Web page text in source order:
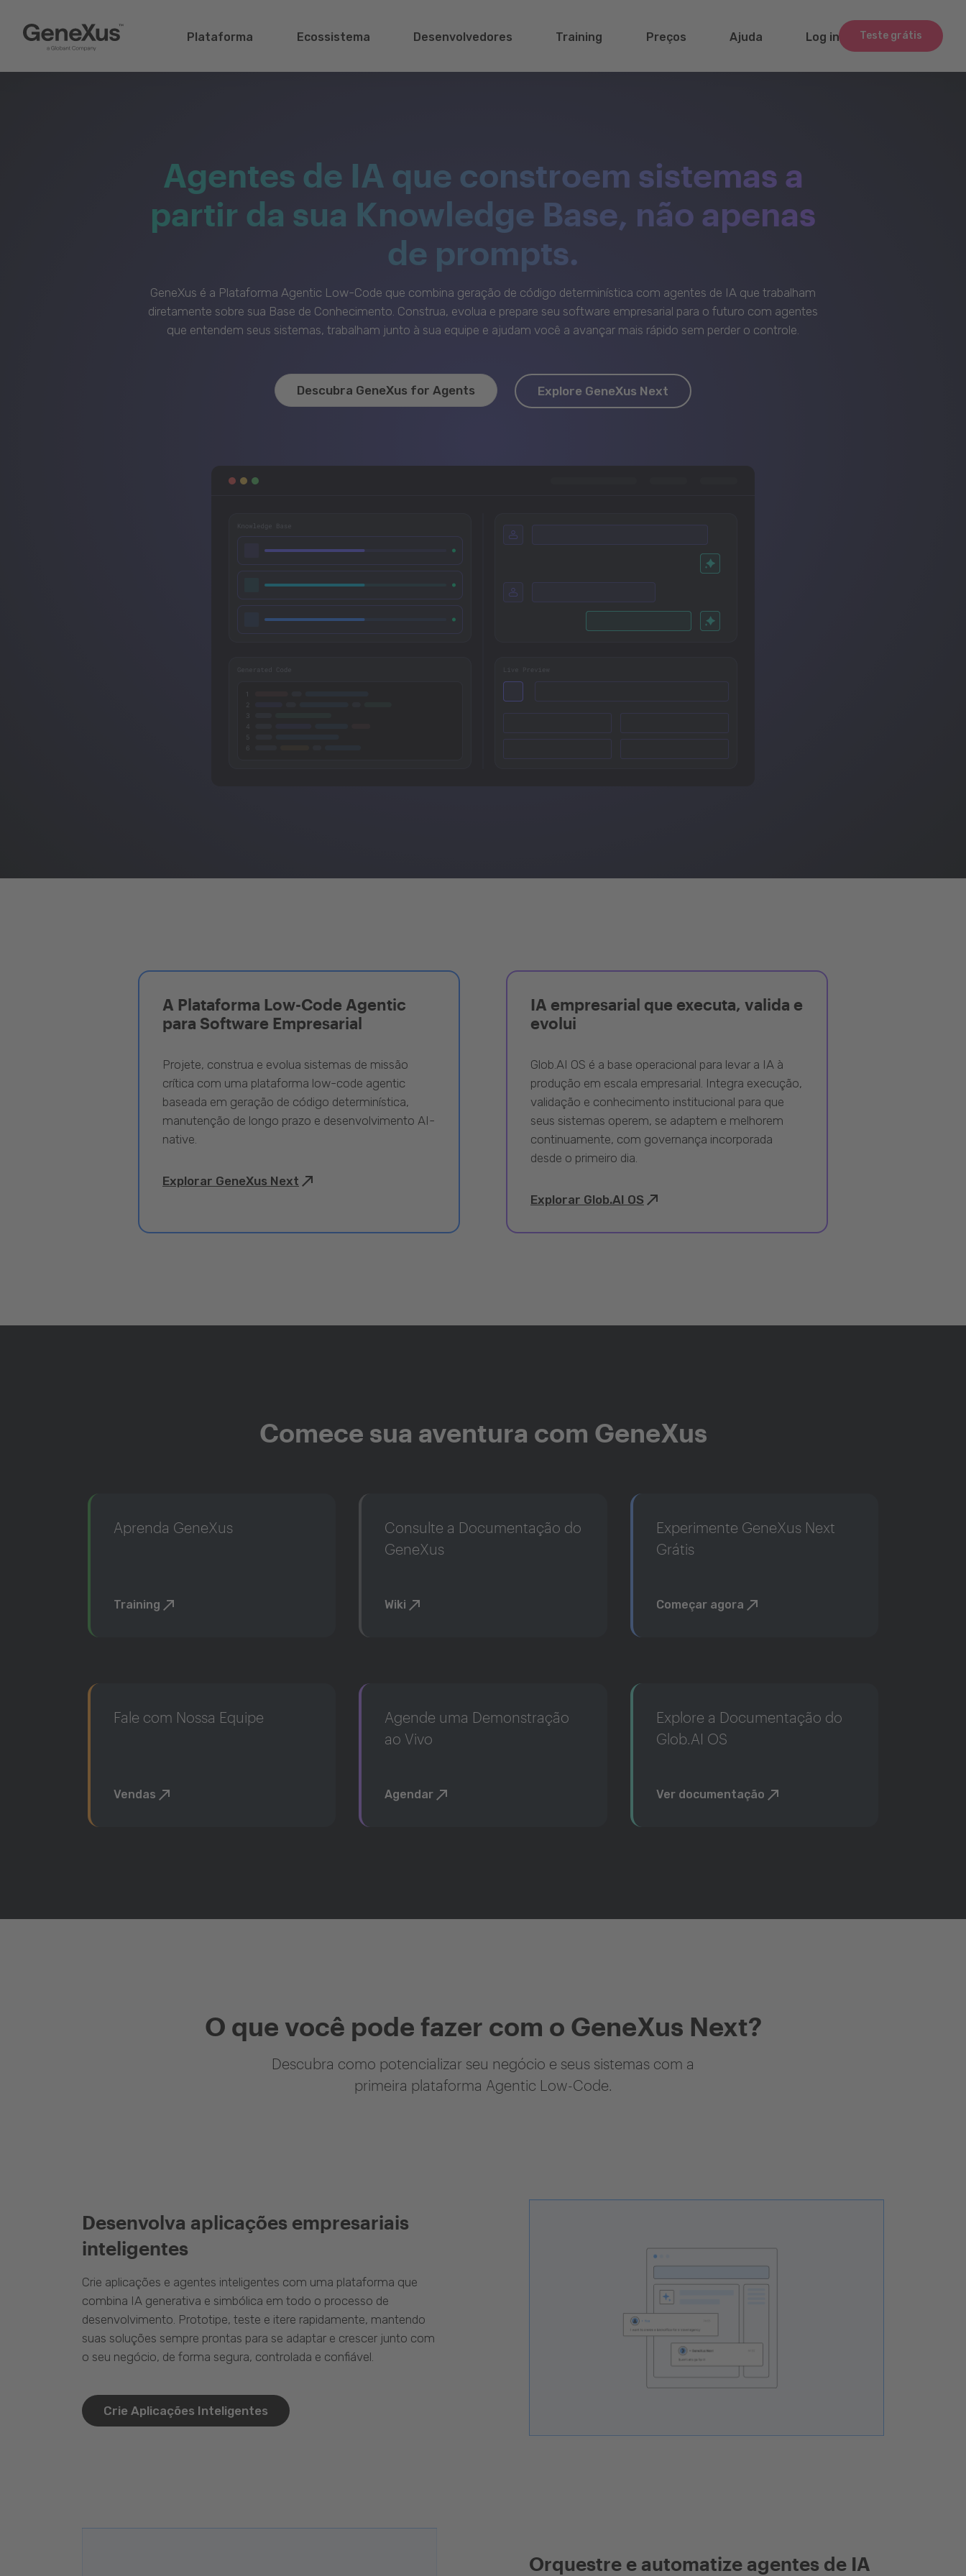
Teste grátis
Plataforma Ecossistema Desenvolvedores Training Preços Ajuda Log in
Agentes de IA que constroem sistemas a
partir da sua Knowledge Base, não apenas
de prompts.
GeneXus é a Plataforma Agentic Low-Code que combina geração de código determinística com agentes de IA que trabalham
diretamente sobre sua Base de Conhecimento. Construa, evolua e prepare seu software empresarial para o futuro com agentes
que entendem seus sistemas, trabalham junto à sua equipe e ajudam você a avançar mais rápido sem perder o controle.
Descubra GeneXus for Agents Explore GeneXus Next
A Plataforma Low-Code Agentic
para Software Empresarial
Projete, construa e evolua sistemas de missão
crítica com uma plataforma low-code agentic
baseada em geração de código determinística,
manutenção de longo prazo e desenvolvimento AI-
native.
Explorar GeneXus Next
IA empresarial que executa, valida e
evolui
Glob.AI OS é a base operacional para levar a IA à
produção em escala empresarial. Integra execução,
validação e conhecimento institucional para que
seus sistemas operem, se adaptem e melhorem
continuamente, com governança incorporada
desde o primeiro dia.
Explorar Glob.AI OS
Comece sua aventura com GeneXus
Aprenda GeneXus
Training
Consulte a Documentação do
GeneXus
Wiki
Experimente GeneXus Next
Grátis
Começar agora
Fale com Nossa Equipe
Vendas
Agende uma Demonstração
ao Vivo
Agendar
Explore a Documentação do
Glob.AI OS
Ver documentação
O que você pode fazer com o GeneXus Next?
Descubra como potencializar seu negócio e seus sistemas com a
primeira plataforma Agentic Low-Code.
Desenvolva aplicações empresariais
inteligentes
Crie aplicações e agentes inteligentes com uma plataforma que
combina IA generativa e simbólica em todo o processo de
desenvolvimento. Prototipe, teste e itere rapidamente, mantendo
suas soluções sempre prontas para se adaptar e crescer junto com
o seu negócio, de forma segura, controlada e confiável.
Crie Aplicações Inteligentes
Orquestre e automatize agentes de IA